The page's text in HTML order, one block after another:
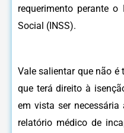
requerimento perante
Social (INSS).
Vale salientar que não é
que terá direito à
em vista ser
relatório médico de